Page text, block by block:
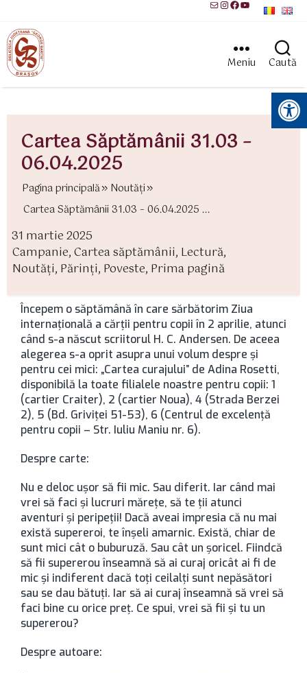
MailInstagram
Facebook
YouTube
Meniu Caută
Instrumente pentru accesibilitate
Cartea Săptămânii 31.03 –
06.04.2025
Pagina principală
Noutăți
Cartea Săptămânii 31.03 – 06.04.2025 ...
31 martie 2025
Campanie,Cartea săptămânii, Lectură,
Noutăți, Părinţi, Poveste, Prima pagină
Începem o săptămână în care sărbătorim Ziua
internaţională a cărţii pentru copii în 2 aprilie, atunci
când s-a născut scriitorul H. C. Andersen. De aceea
alegerea s-a oprit asupra unui volum despre şi
pentru cei mici: „Cartea curajului” de Adina Rosetti,
disponibilă la toate filialele noastre pentru copii: 1
(cartier Craiter), 2 (cartier Noua), 4 (Strada Berzei
2), 5 (Bd. Griviţei 51-53), 6 (Centrul de excelenţă
pentru copii – Str. Iuliu Maniu nr. 6).
Despre carte:
Nu e deloc ușor să fii mic. Sau diferit. Iar când mai
vrei să faci și lucruri mărețe, să te ții atunci
aventuri și peripeții! Dacă aveai impresia că nu mai
există supereroi, te înșeli amarnic. Există, chiar de
sunt mici cât o buburuză. Sau cât un șoricel. Fiindcă
să fii supererou înseamnă să ai curaj oricât ai fi de
mic și indiferent dacă toți ceilalți sunt nepăsători
sau se dau bătuți. Iar să ai curaj înseamnă să vrei să
faci bine cu orice preț. Ce spui, vrei să fii și tu un
supererou?
Despre autoare: